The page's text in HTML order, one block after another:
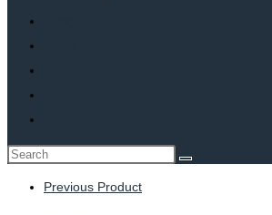
Previous Product